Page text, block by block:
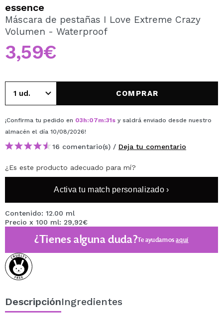
Al crear una cuenta en Maquillalia.com podrás realizar
tus compras rápidamente, revisar el estado de tus
essence
Máscara de pestañas I Love Extreme Crazy
Volumen - Waterproof
3,59€
COMPRAR
¡Confirma tu pedido en 03h:07m:31s y saldrá enviado desde nuestro
almacén el día 10/08/2026!
16 comentario(s) / Deja tu comentario
¿Es este producto adecuado para mí?
Activa tu match personalizado ›
Contenido: 12.00 ml
Precio x 100 ml: 29,92€
¿Tienes alguna duda?Te ayudamosaquí
DescripciónIngredientes